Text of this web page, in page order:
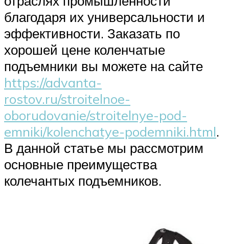
благодаря их универсальности и
эффективности. Заказать по
хорошей цене коленчатые
подъемники вы можете на сайте
https://advanta-
rostov.ru/stroitelnoe-
oborudovanie/stroitelnye-pod-
emniki/kolenchatye-podemniki.html.
В данной статье мы рассмотрим
основные преимущества
колечантых подъемников.